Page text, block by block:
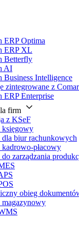
ERP Optima
ERP XL
Betterfly
AI
Business Intelligence
zintegrowane z
ERP Enterprise
firm
z KSeF
księgowy
dla biur rachunkowych
kadrowo-płacowy
zarządzania
obieg
magazynowy